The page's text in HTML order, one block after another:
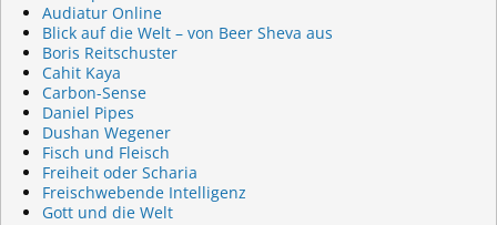
Audiatur Online
Blick auf die Welt – von Beer Sheva aus
Boris Reitschuster
Cahit Kaya
Carbon-Sense
Daniel Pipes
Dushan Wegener
Fisch und Fleisch
Freiheit oder Scharia
Freischwebende Intelligenz
Gott und die Welt